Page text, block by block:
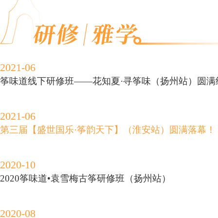
2021-06
筝味道线下研修班——花知夏·寻筝味（扬州站）圆满
2021-06
第三届【盛世国乐·筝韵天下】（淮安站）圆满落幕！
2020-10
2020筝味道•袁雪梅古筝研修班（扬州站）
2020-08